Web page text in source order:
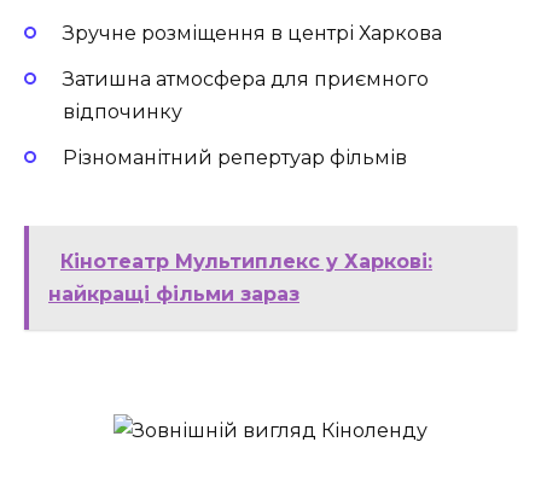
Зручне розміщення в центрі Харкова
Затишна атмосфера для приємного
відпочинку
Різноманітний репертуар фільмів
Кінотеатр Мультиплекс у Харкові:
найкращі фільми зараз